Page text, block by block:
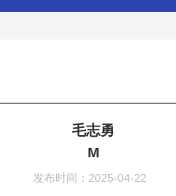
毛志勇
M
发布时间：2025-04-22